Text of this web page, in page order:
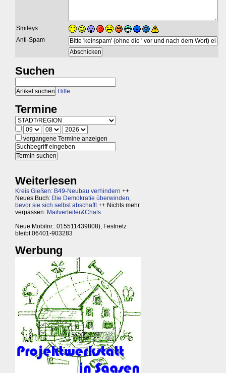
Smileys
Anti-Spam
Suchen
Hilfe
Termine
vergangene Termine anzeigen
Weiterlesen
Kreis Gießen: B49-Neubau verhindern ++
Neues Buch: Die Demokratie überwinden,
bevor sie sich selbst abschafft++ Nichts mehr
verpassen: Mailverteiler&Chats
Neue Mobilnr.: 015511439808), Festnetz
bleibt 06401-903283
Werbung